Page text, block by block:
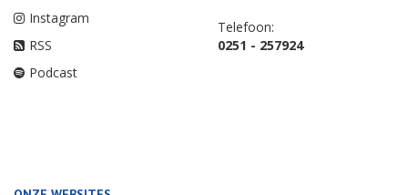
Instagram
RSS
Podcast
Telefoon:
0251 - 257924